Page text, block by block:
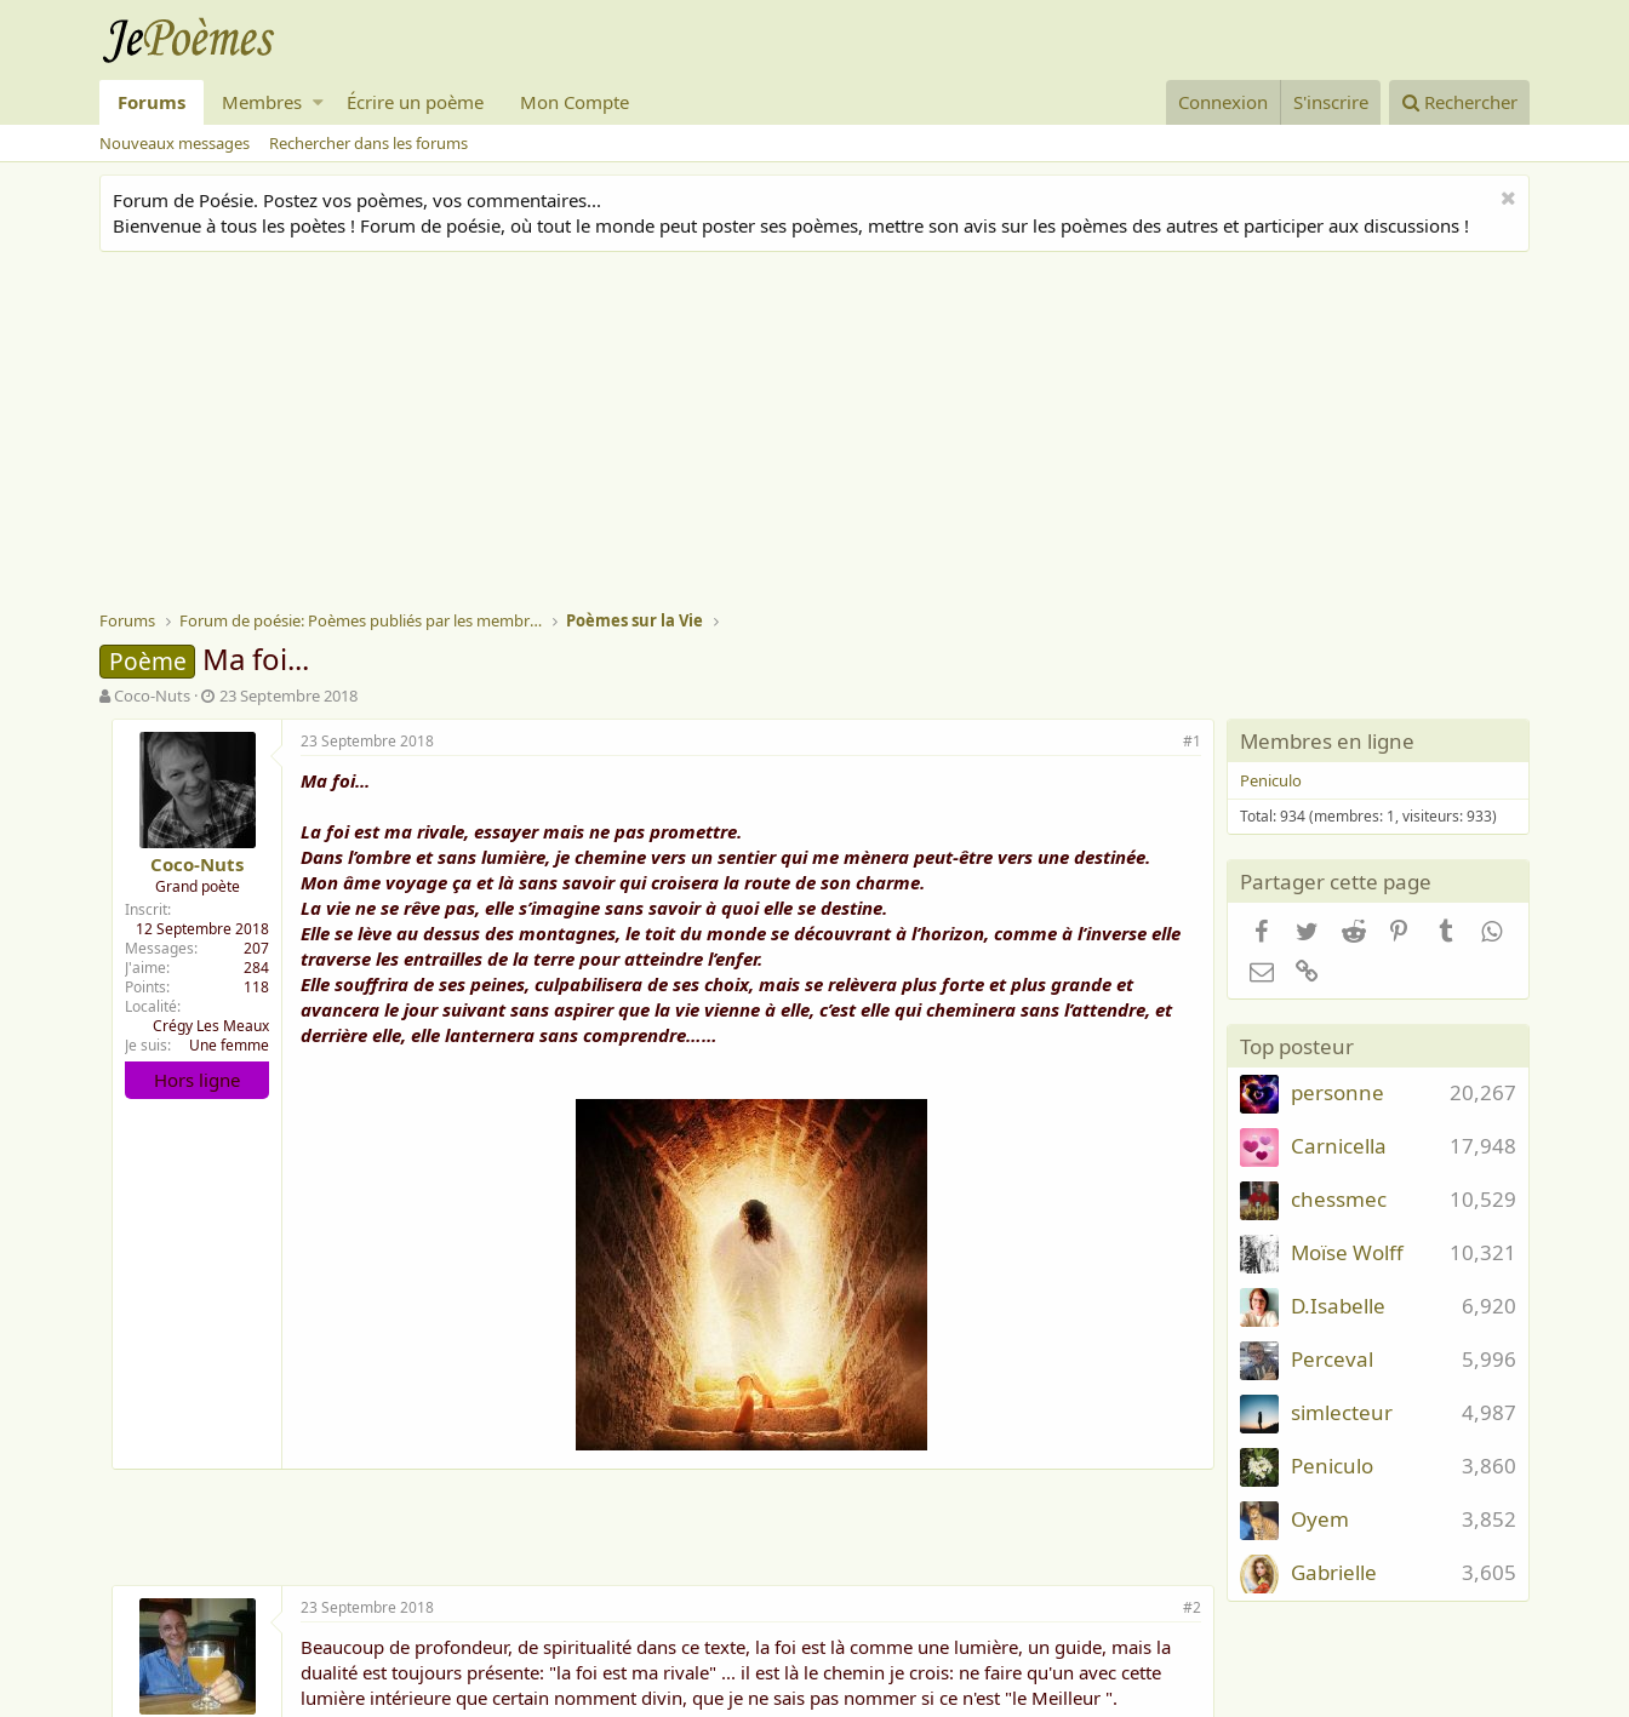
Forums Membres Écrire un poème Mon Compte Connexion S'inscrire Rechercher
Nouveaux messages Rechercher dans les forums
Forum de Poésie. Postez vos poèmes, vos commentaires...
Bienvenue à tous les poètes ! Forum de poésie, où tout le monde peut poster ses poèmes, mettre son avis sur les poèmes des autres et participer aux discussions !
Forums Forum de poésie: Poèmes publiés par les membres Poèmes sur la Vie
Poème Ma foi...
A
u
Coco-Nuts
D
a
t
d
e
d
é
b
u
23 Septembre 2018
Coco-Nuts
Grand poète
Inscrit
12 Septembre 2018
Messages
207
J'aime
284
Points
118
Localité
Crégy Les Meaux
Je suis
Une femme
Hors ligne
23 Septembre 2018 #1
Ma foi...
La foi est ma rivale, essayer mais ne pas promettre.
Dans l’ombre et sans lumière, je chemine vers un sentier qui me mènera peut-être vers une destinée.
Mon âme voyage ça et là sans savoir qui croisera la route de son charme.
La vie ne se rêve pas, elle s’imagine sans savoir à quoi elle se destine.
Elle se lève au dessus des montagnes, le toit du monde se découvrant à l’horizon, comme à l’inverse elle
traverse les entrailles de la terre pour atteindre l’enfer.
Elle souffrira de ses peines, culpabilisera de ses choix, mais se relèvera plus forte et plus grande et
avancera le jour suivant sans aspirer que la vie vienne à elle, c’est elle qui cheminera sans l’attendre, et
derrière elle, elle lanternera sans comprendre……
23 Septembre 2018 #2
Beaucoup de profondeur, de spiritualité dans ce texte, la foi est là comme une lumière, un guide, mais la
dualité est toujours présente: "la foi est ma rivale" ... il est là le chemin je crois: ne faire qu'un avec cette
lumière intérieure que certain nomment divin, que je ne sais pas nommer si ce n'est "le Meilleur ".
Membres en ligne
Peniculo
Total: 934 (membres: 1, visiteurs: 933)
Partager cette page
Facebook
TwitterReddit PinterestTumblrWhatsApp
Email
Top posteur
20,267
personne
17,948
Carnicella
10,529
chessmec
10,321
Moïse Wolff
6,920
D.Isabelle
5,996
Perceval
4,987
simlecteur
3,860
Peniculo
3,852
Oyem
3,605
Gabrielle